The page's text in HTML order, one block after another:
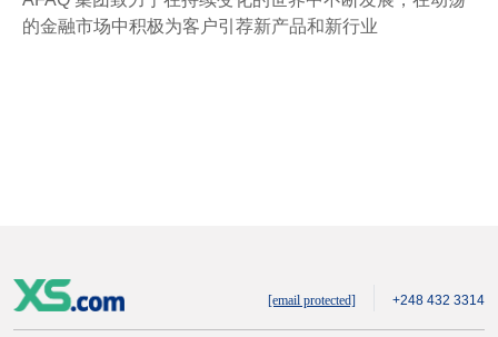
的金融市场中积极为客户引荐新产品和新行业
[email protected] +248 432 3314